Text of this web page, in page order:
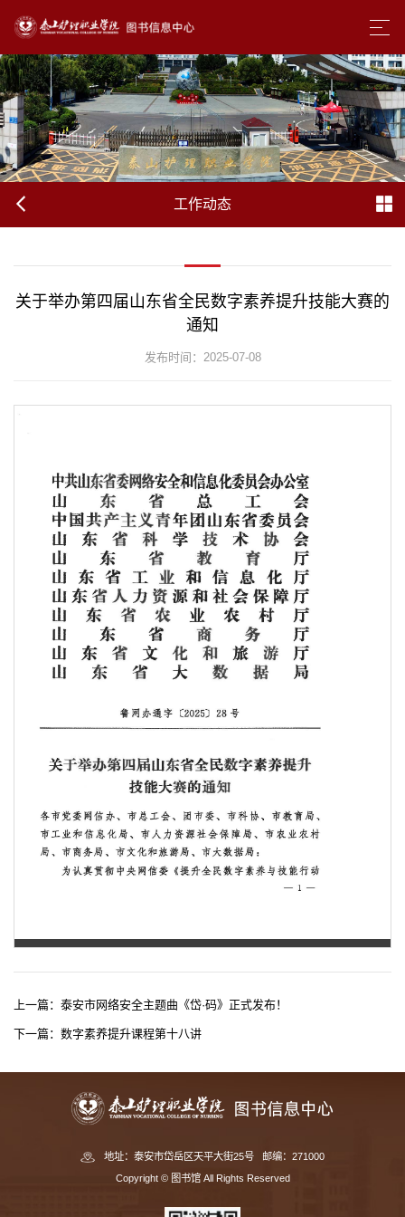
工作动态
关于举办第四届山东省全民数字素养提升技能大赛的
通知
发布时间：2025-07-08
上一篇： 泰安市网络安全主题曲《岱·码》正式发布！
下一篇： 数字素养提升课程第十八讲
地址：泰安市岱岳区天平大街25号 邮编：271000
Copyright © 图书馆 All Rights Reserved